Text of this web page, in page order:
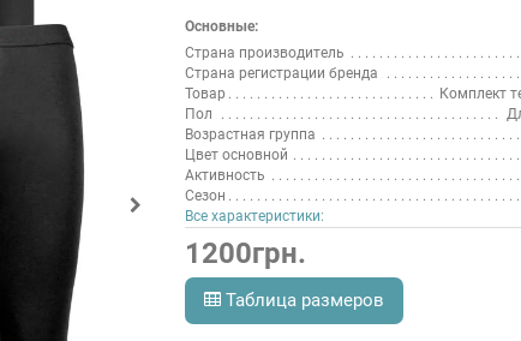
Основные:
Страна производитель
Страна регистрации бренда
Товар
Комплект
Пол
Возрастная группа
Цвет основной
Активность
Сезон
Все характеристики:
1200грн.
Таблица размеров